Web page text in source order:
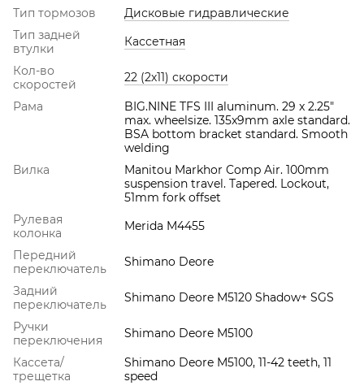
Тип тормозов
Дисковые гидравлические
Тип задней
втулки
Кассетная
Кол-во
скоростей
22 (2х11) скорости
Рама
BIG.NINE TFS III aluminum. 29 x 2.25"
max. wheelsize. 135x9mm axle standard.
BSA bottom bracket standard. Smooth
welding
Вилка
Manitou Markhor Comp Air. 100mm
suspension travel. Tapered. Lockout,
51mm fork offset
Рулевая
колонка
Merida M4455
Передний
переключатель
Shimano Deore
Задний
переключатель
Shimano Deore M5120 Shadow+ SGS
Ручки
переключения
Shimano Deore M5100
Кассета/
трещетка
Shimano Deore M5100, 11-42 teeth, 11
speed